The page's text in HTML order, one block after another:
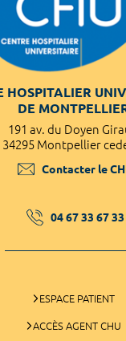
HOSPITALIER
DE
191 av. du Doyen
34295 Montpellier
Contacter le
04 67 33 67 33
ESPACE PATIENT
ACCÈS AGENT CHU